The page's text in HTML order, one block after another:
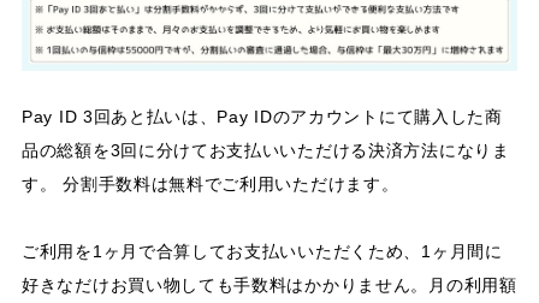
Pay ID 3回あと払いは、Pay IDのアカウントにて購入した商
品の総額を3回に分けてお支払いいただける決済方法になりま
す。 分割手数料は無料でご利用いただけます。
ご利用を1ヶ月で合算してお支払いいただくため、1ヶ月間に
好きなだけお買い物しても手数料はかかりません。月の利用額